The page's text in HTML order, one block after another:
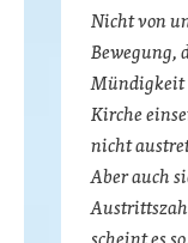
Nicht von
Bewegung,
Mündigkeit
Kirche
nicht
Aber auch